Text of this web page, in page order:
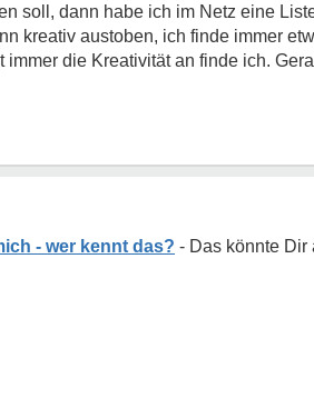
soll, dann habe ich im Netz eine
kreativ austoben, ich finde immer
die Kreativität an finde ich.
- wer kennt das?